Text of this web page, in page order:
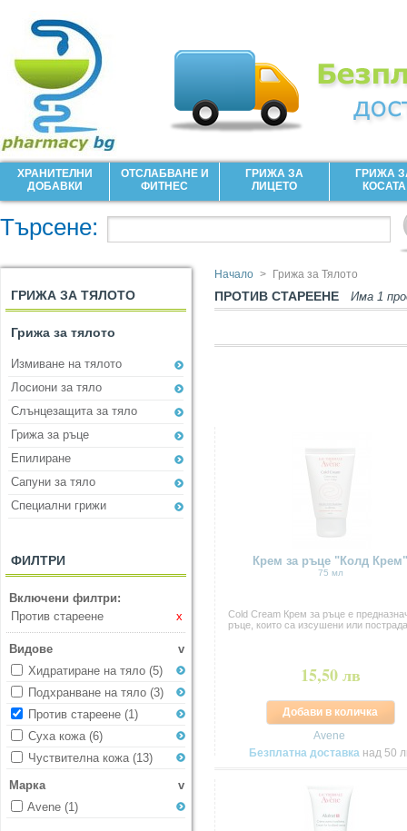
ХРАНИТЕЛНИ
ДОБАВКИ
ОТСЛАБВАНЕ И
ФИТНЕС
ГРИЖА ЗА
ЛИЦЕТО
ГРИЖА
КОСАТА
Търсене:
ГРИЖА ЗА ТЯЛОТО
Грижа за тялото
Измиване на тялото
Лосиони за тяло
Слънцезащита за тяло
Грижа за ръце
Eпилиране
Сапуни за тяло
Специални грижи
ФИЛТРИ
Включени филтри:
x
Против стареене
Видове
v
Хидратиране на тяло (5)
Подхранване на тяло (3)
Против стареене (1)
Суха кожа(6)
Чуствителна кожа(13)
Марка
v
Avene (1)
Начало > Грижа за Тялото
ПРОТИВ СТАРЕЕНЕ Има 1
Крем за ръце "Колд Крем"
75 мл
Cold Cream Крем за ръце е
ръце, които са изсушени или
15,50 лв
Добави в количка
Avene
Безплатна доставка над 50